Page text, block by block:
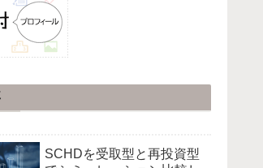
SCHDを受取型と再投資型